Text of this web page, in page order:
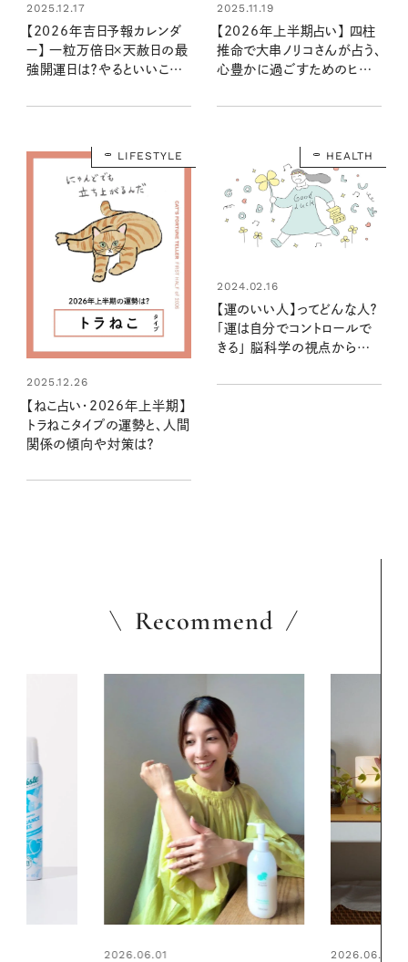
2025.12.17
【2026年吉日予報カレンダ
ー】 一粒万倍日×天赦日の最
強開運日は？やるといいこと
2025.11.19
【2026年上半期占い】 四柱
推命で大串ノリコさんが占う、
心豊かに過ごすためのヒント
LIFESTYLE
2025.12.26
【ねこ占い・2026年上半期】
トラねこタイプの運勢と、人間
関係の傾向や対策は？
HEALTH
2024.02.16
【運のいい人】ってどんな人？
「運は自分でコントロールで
きる」 脳科学の視点から中
Recommend
2026.06.01